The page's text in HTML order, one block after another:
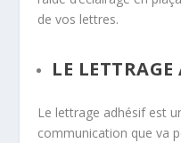
de vos lettres.
LE LETTRAGE
Le lettrage adhésif est
communication que va